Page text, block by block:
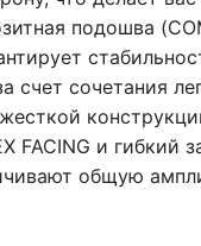
подошва
счет сочетания
FACING и гибкий
общую